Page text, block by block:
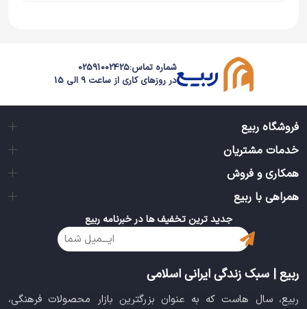
شماره تماس:02591002425
در روزهای کاری از ساعت 9 الی 15
فروشگاه ربیع
خدمات مشتریان
همکاری و فروش
همراهی با ربیع
جدید ترین تخفیف ها در خبرنامه ربیع
ربیع | سبک زندگی ایرانی اسلامی
ربیع، سال هاست که به عنوان بزرگترین بازار محصولات فرهنگی،